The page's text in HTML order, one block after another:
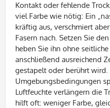
Kontakt oder fehlende
viel Farbe wie nötig: Ein
kräftig aus, verschmiert
Fasern nach. Setzen Sie
heben Sie ihn ohne
anschließend ausreichend
gestapelt oder berührt wird.
Umgebungsbedingungen
Luftfeuchte verlängern die
hilft oft: weniger Farbe,